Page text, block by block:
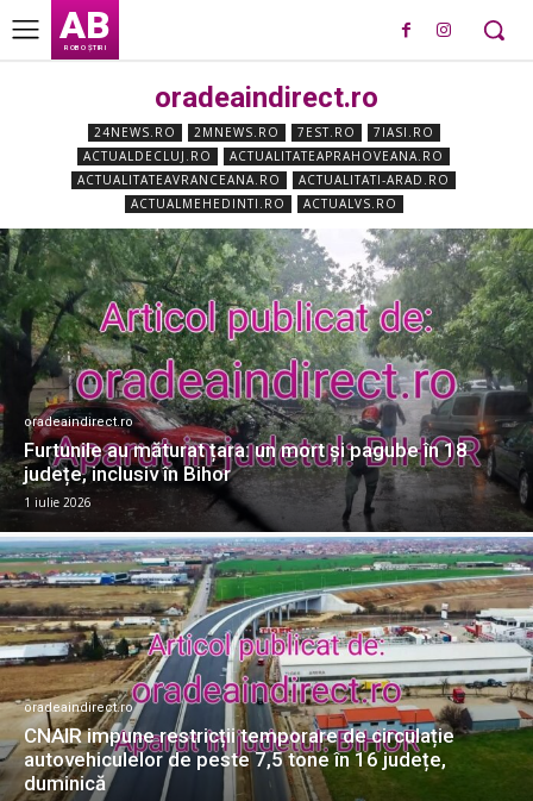
AB
ROBO ȘTIRI
oradeaindirect.ro
24NEWS.RO 2MNEWS.RO 7EST.RO
7IASI.RO
ACTUALDECLUJ.RO
ACTUALITATEAPRAHOVEANA.RO
ACTUALITATEAVRANCEANA.RO
ACTUALITATI-ARAD.RO
ACTUALMEHEDINTI.RO
ACTUALVS.RO
oradeaindirect.ro
Furtunile au măturat țara: un mort și pagube în 18
județe, inclusiv în Bihor
1 iulie 2026
oradeaindirect.ro
CNAIR impune restricții temporare de circulație
autovehiculelor de peste 7,5 tone în 16 județe,
duminică